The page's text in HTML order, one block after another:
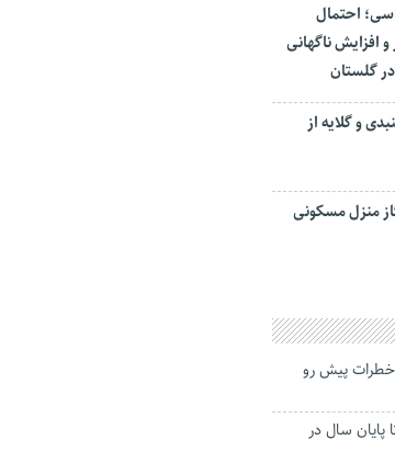
احتمال
و افزایش ناگهانی
گلستان
و گلایه از
منزل مسکونی
پیش رو
تا پایان سال در